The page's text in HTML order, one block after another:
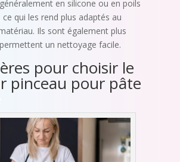
en silicone ou en poils
qui les rend plus adaptés au
Ils sont également plus
un nettoyage facile.
pour choisir le
pinceau pour pâte